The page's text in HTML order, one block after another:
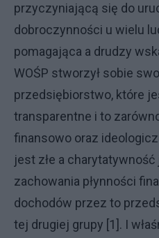
przyczyniającą się do
dobroczynności u wielu
pomagająca a drudzy
WOŚP stworzył sobie
przedsiębiorstwo, które
transparentne i to
finansowo oraz
jest złe a
zachowania płynności
dochodów przez to
tej drugiej grupy [1]. I